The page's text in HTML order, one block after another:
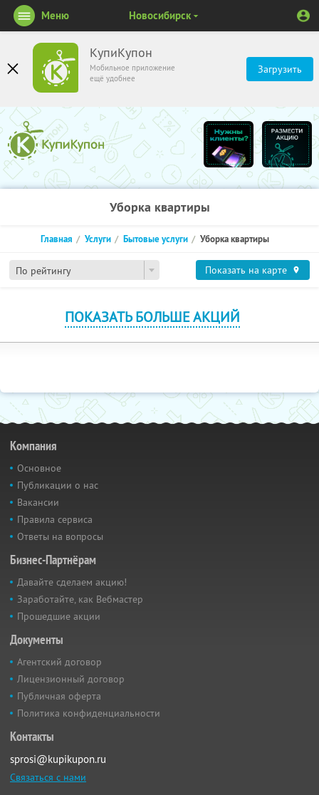
КупиКупон
Мобильное приложение
ещё удобнее
Загрузить
Меню Новосибирск
Уборка квартиры
По рейтингу
Главная Услуги Бытовые услуги Уборка квартиры
Показать на карте
ПОКАЗАТЬ БОЛЬШЕ АКЦИЙ
Компания
Основное
Публикации о нас
Вакансии
Правила сервиса
Ответы на вопросы
Бизнес-Партнёрам
Давайте сделаем акцию!
Заработайте, как Вебмастер
Прошедшие акции
Документы
Агентский договор
Лицензионный договор
Публичная оферта
Политика конфиденциальности
Контакты
sprosi@kupikupon.ru
Связаться с нами